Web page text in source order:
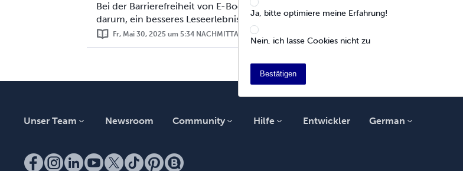
Bei der Barrierefreiheit von E-Books geht es nicht nur um Compliance; es geht
darum, ein besseres Leseerlebnis für alle zu schaffen! Durch die Barrieref...
Fr, Mai 30, 2025 um 5:34 NACHMITTAGS
Unser Team Newsroom Community Hilfe Entwickler German
Ja, bitte optimiere meine Erfahrung!
Nein, ich lasse Cookies nicht zu
Bestätigen